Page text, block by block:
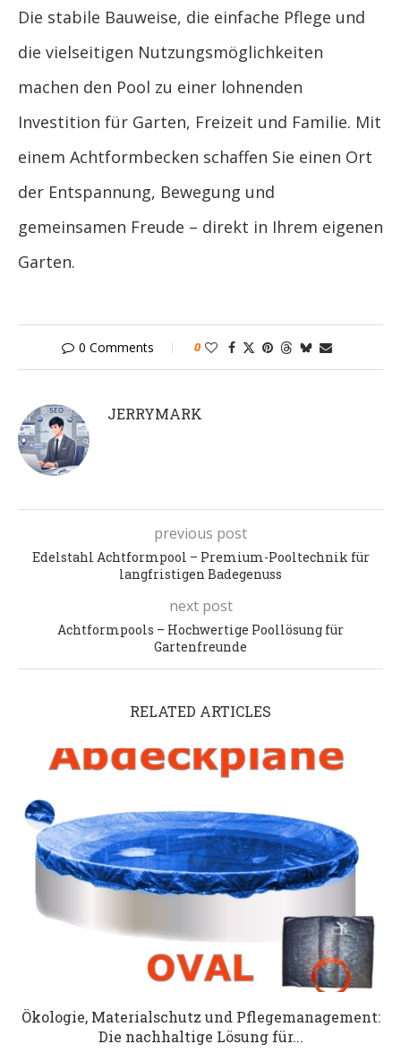
Die stabile Bauweise, die einfache Pflege und
die vielseitigen Nutzungsmöglichkeiten
machen den Pool zu einer lohnenden
Investition für Garten, Freizeit und Familie. Mit
einem Achtformbecken schaffen Sie einen Ort
der Entspannung, Bewegung und
gemeinsamen Freude – direkt in Ihrem eigenen
Garten.
0 Comments 0
JERRYMARK
previous post
Edelstahl Achtformpool – Premium-Pooltechnik für
langfristigen Badegenuss
next post
Achtformpools – Hochwertige Poollösung für
Gartenfreunde
RELATED ARTICLES
Ökologie, Materialschutz und Pflegemanagement:
Die nachhaltige Lösung für...